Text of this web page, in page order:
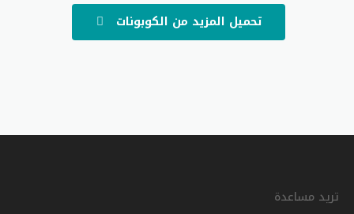
تحميل المزيد من الكوبونات
تريد مساعدة